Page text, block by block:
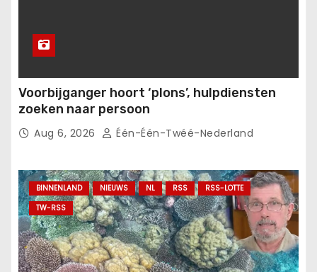
Voorbijganger hoort ‘plons’, hulpdiensten
zoeken naar persoon
Aug 6, 2026 Één-Één-Twéé-Nederland
BINNENLAND NIEUWS NL RSS
RSS-LOTTE
TW-RSS